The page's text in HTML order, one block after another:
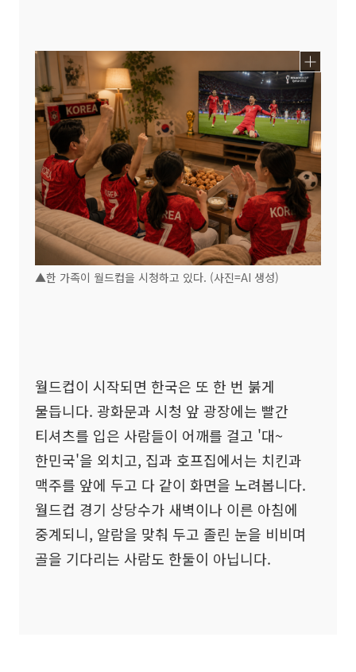
▲한 가족이 월드컵을 시청하고 있다. (사진=AI 생성)
월드컵이 시작되면 한국은 또 한 번 붉게
물듭니다. 광화문과 시청 앞 광장에는 빨간
티셔츠를 입은 사람들이 어깨를 걸고 '대~
한민국'을 외치고, 집과 호프집에서는 치킨과
맥주를 앞에 두고 다 같이 화면을 노려봅니다.
월드컵 경기 상당수가 새벽이나 이른 아침에
중계되니, 알람을 맞춰 두고 졸린 눈을 비비며
골을 기다리는 사람도 한둘이 아닙니다.